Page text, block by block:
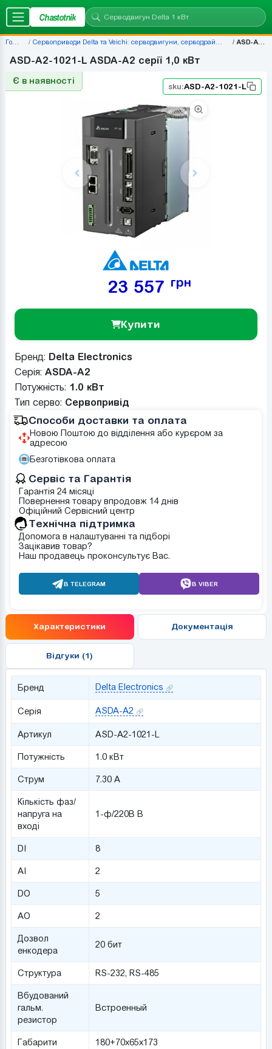
Chastotnik
Головна Сервоприводи Delta та Veichi: серводвигуни, серводрайвери, комплекти — ціни | Chastotnik.ua ASD-A2-1021-L
ASD-A2-1021-L ASDA-A2 серії 1,0 кВт
Є в наявності
sku:ASD-A2-1021-L
23 557 грн
Купити
Бренд: Delta Electronics
Серія: ASDA-A2
Потужність: 1.0 кВт
Тип серво: Сервопривід
Способи доставки та оплата
Новою Поштою до відділення або курєром за
адресою
Безготівкова оплата
Сервіс та Гарантія
Гарантія 24 місяці
Повернення товару впродовж 14 днів
Офіційний Сервісний центр
Tехнічна підтримка
Допомога в налаштуванні та підборі
Зацікавив товар?
Наш продавець проконсультує Вас.
В TELEGRAM В VIBER
Характеристики Документація
Відгуки (1)
Бренд Delta Electronics
Серія ASDA-A2
Артикул ASD-A2-1021-L
Потужність 1.0 кВт
Струм 7.30 А
Кількість фаз/
напруга на
вході
1-ф/220В В
DI 8
AI 2
DO 5
AO 2
Дозвол
енкодера
20 бит
Структура RS-232, RS-485
Вбудований
гальм.
резистор
Встроенный
Габарити 180+70х65х173